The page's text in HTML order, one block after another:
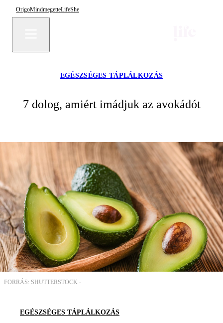
OrigoMindmegetteLifeShe
EGÉSZSÉGES TÁPLÁLKOZÁS
7 dolog, amiért imádjuk az avokádót
FORRÁS: SHUTTERSTOCK -
EGÉSZSÉGES TÁPLÁLKOZÁS